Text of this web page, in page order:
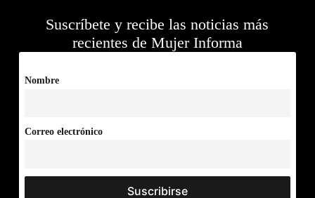
Suscríbete y recibe las noticias más
recientes de Mujer Informa
Nombre
Correo electrónico